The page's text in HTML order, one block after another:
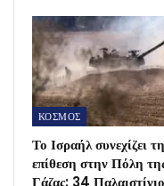
ΚΟΣΜΟΣ
Το Ισραήλ συνεχίζει
επίθεση στην Πόλη
Γάζας: 34